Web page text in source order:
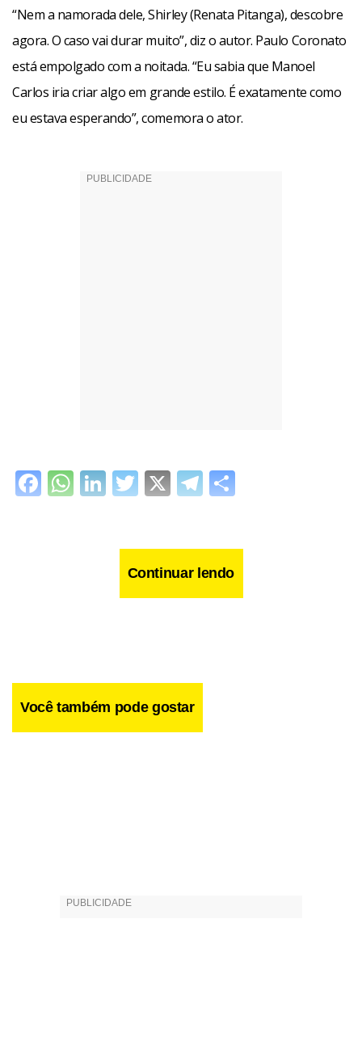
“Nem a namorada dele, Shirley (Renata Pitanga), descobre
agora. O caso vai durar muito”, diz o autor. Paulo Coronato
está empolgado com a noitada. “Eu sabia que Manoel
Carlos iria criar algo em grande estilo. É exatamente como
eu estava esperando”, comemora o ator.
Facebook
WhatsApp
LinkedIn
Twitter
X Telegram
Continuar lendo
Você também pode gostar